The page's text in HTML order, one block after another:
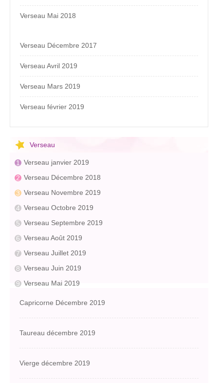
Verseau Mai 2018
Verseau Décembre 2017
Verseau Avril 2019
Verseau Mars 2019
Verseau février 2019
Verseau
Verseau janvier 2019
Verseau Décembre 2018
Verseau Novembre 2019
Verseau Octobre 2019
Verseau Septembre 2019
Verseau Août 2019
Verseau Juillet 2019
Verseau Juin 2019
Verseau Mai 2019
Capricorne Décembre 2019
Taureau décembre 2019
Vierge décembre 2019